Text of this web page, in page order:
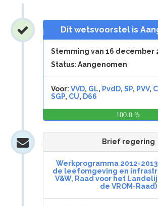
Dit wetsvoorstel is
Stemming van 16 december
Status: Aangenomen
Voor: VVD, GL, PvdD,SP, PVV,
SGP, CU, D66
100,0 %
Brief regering
Werkprogramma 2012-
de leefomgeving en
V&W, Raad voor het
de VROM-Raad)